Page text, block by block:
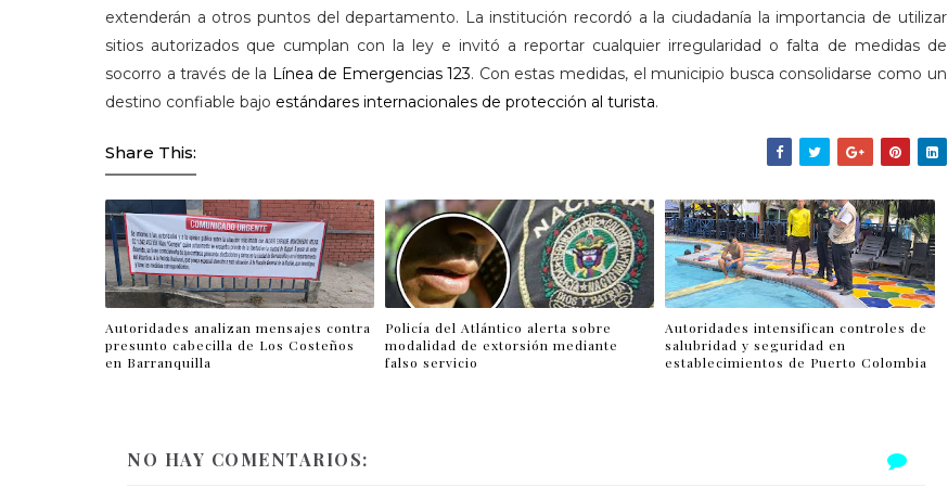
extenderán a otros puntos del departamento. La institución recordó a la ciudadanía la importancia de utilizar
sitios autorizados que cumplan con la ley e invitó a reportar cualquier irregularidad o falta de medidas de
socorro a través de la Línea de Emergencias 123. Con estas medidas, el municipio busca consolidarse como un
destino confiable bajo estándares internacionales de protección al turista.
Share This:
Autoridades analizan mensajes contra
presunto cabecilla de Los Costeños
en Barranquilla
Policía del Atlántico alerta sobre
modalidad de extorsión mediante
falso servicio
Autoridades intensifican controles de
salubridad y seguridad en
establecimientos de Puerto Colombia
NO HAY COMENTARIOS: